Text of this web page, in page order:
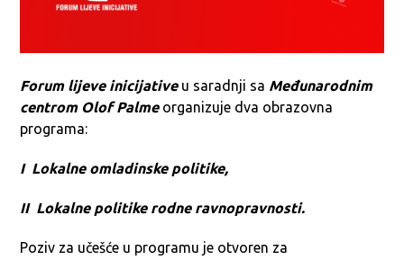
Forum lijeve inicijativeu saradnji sa Međunarodnim
centrom Olof Palmeorganizuje dva obrazovna
programa:
I Lokalne omladinske politike,
II Lokalne politike rodne ravnopravnosti.
Poziv za učešće u programu je otvoren za